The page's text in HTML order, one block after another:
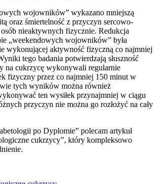
wojowników” wykazano mniejszą
oraz śmiertelność z przyczyn sercowo-
nieaktywnych fizycznie. Redukcja
„weekendowych wojowników” była
wykonującej aktywność fizyczną co najmniej
tego badania potwierdzają słuszność
na cukrzycę wykonywali regularnie
fizyczny przez co najmniej 150 minut w
tych wyników można również
ten wysiłek przynajmniej w ciągu
przyczyn nie można go rozłożyć na cały
po Dyplomie” polecam artykuł
cukrzycy”, który kompleksowo